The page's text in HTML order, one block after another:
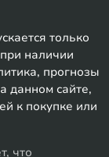
только
наличии
прогнозы
данном сайте,
к покупке или
что